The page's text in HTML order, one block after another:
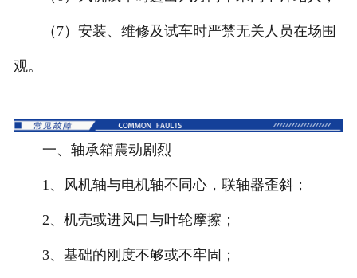
（7）安装、维修及试车时严禁无关人员在场围
观。
一、轴承箱震动剧烈
1、风机轴与电机轴不同心，联轴器歪斜；
2、机壳或进风口与叶轮摩擦；
3、基础的刚度不够或不牢固；